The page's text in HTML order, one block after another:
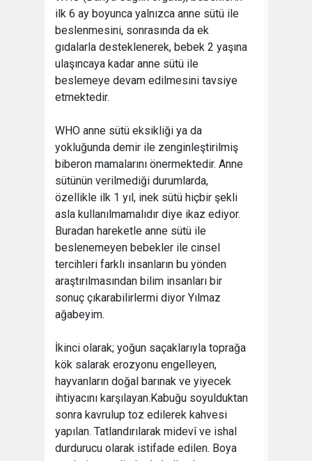
ilk 6 ay boyunca yalnızca anne sütü ile
beslenmesini, sonrasında da ek
gıdalarla desteklenerek, bebek 2 yaşına
ulaşıncaya kadar anne sütü ile
beslemeye devam edilmesini tavsiye
etmektedir.
WHO anne sütü eksikliği ya da
yokluğunda demir ile zenginleştirilmiş
biberon mamalarını önermektedir. Anne
sütünün verilmediği durumlarda,
özellikle ilk 1 yıl, inek sütü hiçbir şekli
asla kullanılmamalıdır diye ikaz ediyor.
Buradan hareketle anne sütü ile
beslenemeyen bebekler ile cinsel
tercihleri farklı insanların bu yönden
araştırılmasından bilim insanları bir
sonuç çıkarabilirlermi diyor Yılmaz
ağabeyim.
İkinci olarak; yoğun saçaklarıyla toprağa
kök salarak erozyonu engelleyen,
hayvanların doğal barınak ve yiyecek
ihtiyacını karşılayan.Kabuğu soyulduktan
sonra kavrulup toz edilerek kahvesi
yapılan. Tatlandırılarak midevî ve ishal
durdurucu olarak istifade edilen. Boya